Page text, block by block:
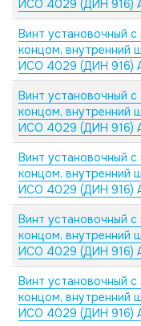
ИСО 4029 (ДИН 916)
Винт установочный с
концом, внутренний
ИСО 4029 (ДИН 916)
Винт установочный с
концом, внутренний
ИСО 4029 (ДИН 916)
Винт установочный с
концом, внутренний
ИСО 4029 (ДИН 916)
Винт установочный с
концом, внутренний
ИСО 4029 (ДИН 916)
Винт установочный с
концом, внутренний
ИСО 4029 (ДИН 916)